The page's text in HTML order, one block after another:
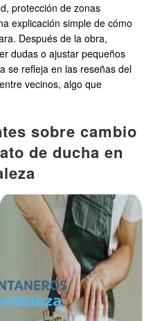
protección de zonas
explicación simple de cómo
Después de la obra,
dudas o ajustar pequeños
se refleja en las reseñas del
vecinos, algo que
sobre cambio
de ducha en